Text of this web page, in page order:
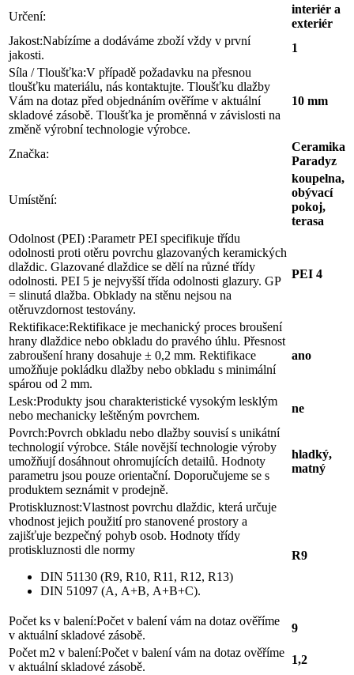
Určení:
interiér a
exteriér
Jakost:Nabízíme a dodáváme zboží vždy v první
jakosti.
1
Síla / Tloušťka:V případě požadavku na přesnou
tloušťku materiálu, nás kontaktujte. Tloušťku dlažby
Vám na dotaz před objednáním ověříme v aktuální
skladové zásobě. Tloušťka je proměnná v závislosti na
změně výrobní technologie výrobce.
10 mm
Značka:
Ceramika
Paradyz
Umístění:
koupelna,
obývací
pokoj,
terasa
Odolnost (PEI) :Parametr PEI specifikuje třídu
odolnosti proti otěru povrchu glazovaných keramických
dlaždic. Glazované dlaždice se dělí na různé třídy
odolnosti. PEI 5 je nejvyšší třída odolnosti glazury. GP
= slinutá dlažba. Obklady na stěnu nejsou na
otěruvzdornost testovány.
PEI 4
Rektifikace:Rektifikace je mechanický proces broušení
hrany dlaždice nebo obkladu do pravého úhlu. Přesnost
zabroušení hrany dosahuje ± 0,2 mm. Rektifikace
umožňuje pokládku dlažby nebo obkladu s minimální
spárou od 2 mm.
ano
Lesk:Produkty jsou charakteristické vysokým lesklým
nebo mechanicky leštěným povrchem.
ne
Povrch:Povrch obkladu nebo dlažby souvisí s unikátní
technologií výrobce. Stále novější technologie výroby
umožňují dosáhnout ohromujících detailů. Hodnoty
parametru jsou pouze orientační. Doporučujeme se s
produktem seznámit v prodejně.
hladký,
matný
Protiskluznost:Vlastnost povrchu dlaždic, která určuje
vhodnost jejich použití pro stanovené prostory a
zajišťuje bezpečný pohyb osob. Hodnoty třídy
protiskluznosti dle normy
DIN 51130 (R9, R10, R11, R12, R13)
DIN 51097 (A, A+B, A+B+C).
R9
Počet ks v balení:Počet v balení vám na dotaz ověříme
v aktuální skladové zásobě.
9
Počet m2 v balení:Počet v balení vám na dotaz ověříme
v aktuální skladové zásobě.
1,2